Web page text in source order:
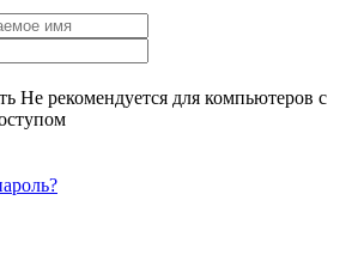
Не рекомендуется для компьютеров с